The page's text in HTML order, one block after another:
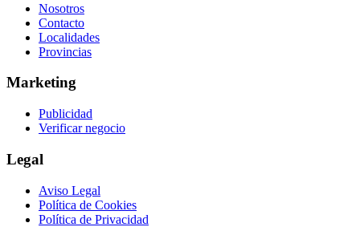
Nosotros
Contacto
Localidades
Provincias
Marketing
Publicidad
Verificar negocio
Legal
Aviso Legal
Política de Cookies
Política de Privacidad